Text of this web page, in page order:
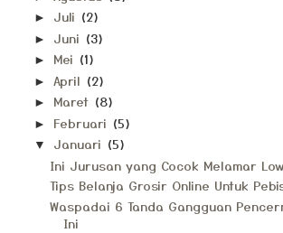
► Juli (2)
► Juni (3)
► Mei (1)
► April (2)
► Maret (8)
► Februari (5)
▼ Januari (5)
Ini Jurusan yang Cocok Melamar
Tips Belanja Grosir Online Untuk
Waspadai 6 Tanda Gangguan
Ini